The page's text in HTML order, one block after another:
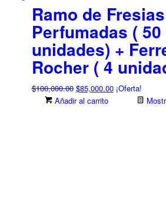
Ramo de Fresias
Perfumadas ( 50
unidades) +
Rocher ( 4
$100,000.00 El
precio
$85,000.00El¡Oferta!
Añadir al carrito